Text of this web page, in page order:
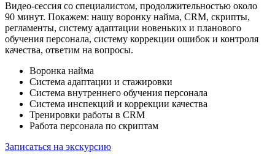
Видео-сессия со специалистом, продолжительностью около
90 минут. Покажем: нашу воронку найма, CRM, скрипты,
регламенты, систему адаптации новеньких и планового
обучения персонала, систему коррекции ошибок и контроля
качества, ответим на вопросы.
Воронка найма
Система адаптации и стажировки
Система внутреннего обучения персонала
Система инспекций и коррекции качества
Тренировки работы в CRM
Работа персонала по скриптам
Записаться на экскурсию